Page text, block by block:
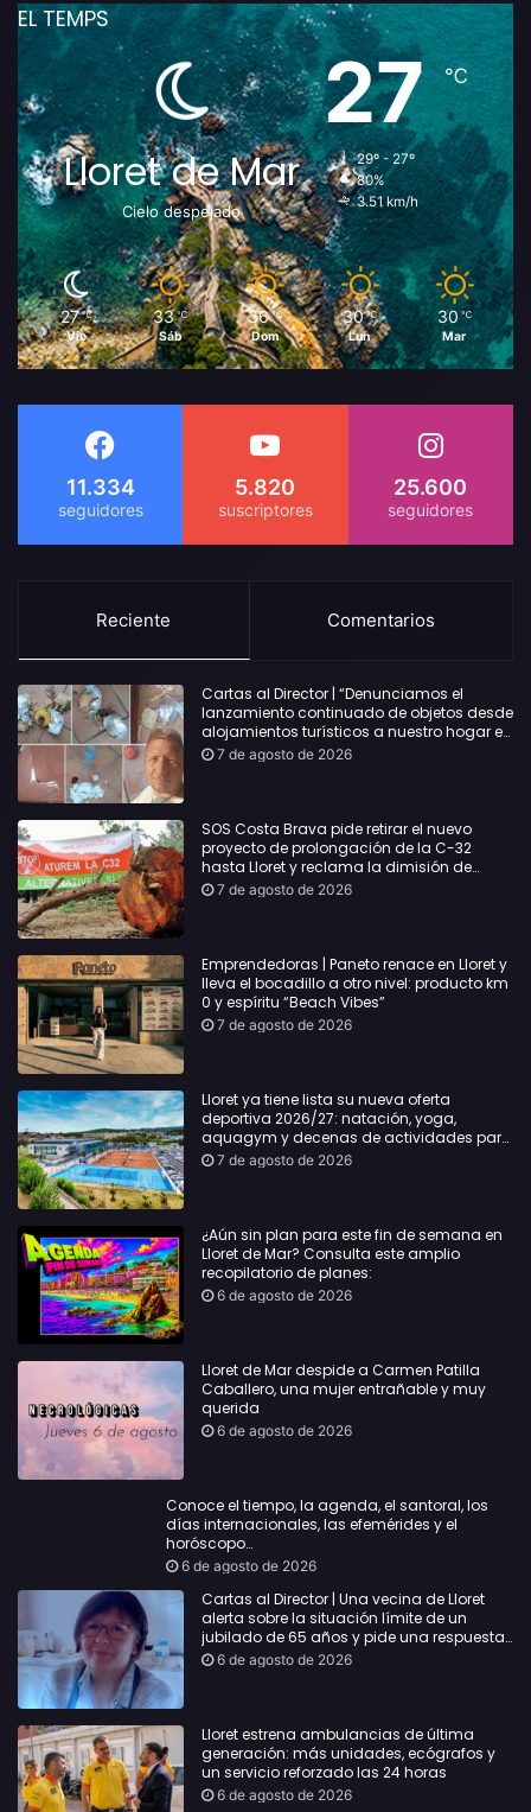
EL TEMPS
Lloret de Mar
Cielo despejado
27℃
29º - 27º
80%
3.51 km/h
27 ℃
Vie
33 ℃
Sáb
36 ℃
Dom
30 ℃
Lun
30 ℃
Mar
11.334 5.820 25.600
Reciente Comentarios
Cartas al Director | “Denunciamos el
lanzamiento continuado de objetos desde
alojamientos turísticos a nuestro hogar en
Lloret: Podría haber causado una
7 de agosto de 2026
SOS Costa Brava pide retirar el nuevo
proyecto de prolongación de la C-32
hasta Lloret y reclama la dimisión de
Sílvia Paneque
7 de agosto de 2026
Emprendedoras | Paneto renace en Lloret y
lleva el bocadillo a otro nivel: producto km
0 y espíritu “Beach Vibes”
7 de agosto de 2026
Lloret ya tiene lista su nueva oferta
deportiva 2026/27: natación, yoga,
aquagym y decenas de actividades para
todas las edades
7 de agosto de 2026
¿Aún sin plan para este fin de semana en
Lloret de Mar? Consulta este amplio
recopilatorio de planes:
6 de agosto de 2026
Lloret de Mar despide a Carmen Patilla
Caballero, una mujer entrañable y muy
querida
6 de agosto de 2026
Conoce el tiempo, la agenda, el santoral, los
días internacionales, las efemérides y el
horóscopo…
6 de agosto de 2026
Cartas al Director | Una vecina de Lloret
alerta sobre la situación límite de un
jubilado de 65 años y pide una respuesta
urgente
6 de agosto de 2026
Lloret estrena ambulancias de última
generación: más unidades, ecógrafos y
un servicio reforzado las 24 horas
6 de agosto de 2026